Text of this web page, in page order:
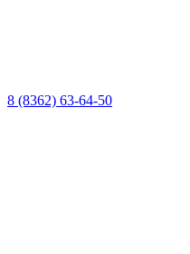
8 (8362) 63-64-50